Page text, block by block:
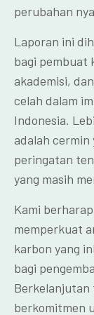
perubahan
Laporan ini
bagi pembuat
akademisi,
celah dalam
Indonesia.
adalah cermin
peringatan
yang masih
Kami
memperkuat
karbon yang
bagi
Berkelanjutan
berkomitmen